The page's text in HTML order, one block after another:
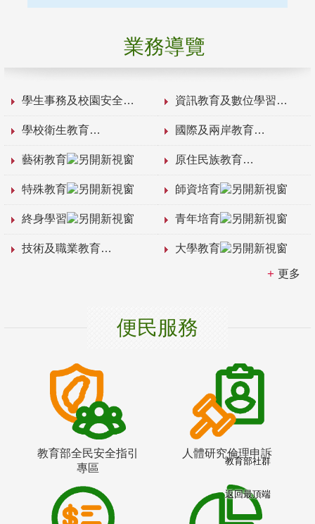
業務導覽
學生事務及校園安全 資訊教育及數位學習
學校衛生教育 國際及兩岸教育
藝術教育 原住民族教育
特殊教育 師資培育
終身學習 青年培育
技術及職業教育 大學教育
更多
便民服務
教育部全民安全指引
專區
人體研究倫理申訴
教育部社群
返回最頂端